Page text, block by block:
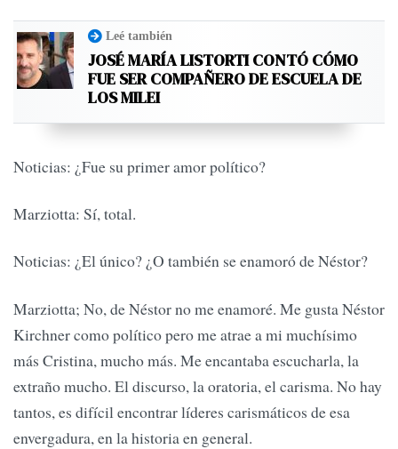
Leé también
JOSÉ MARÍA LISTORTI CONTÓ CÓMO
FUE SER COMPAÑERO DE ESCUELA DE
LOS MILEI
Noticias: ¿Fue su primer amor político?
Marziotta: Sí, total.
Noticias: ¿El único? ¿O también se enamoró de Néstor?
Marziotta; No, de Néstor no me enamoré. Me gusta Néstor
Kirchner como político pero me atrae a mi muchísimo
más Cristina, mucho más. Me encantaba escucharla, la
extraño mucho. El discurso, la oratoria, el carisma. No hay
tantos, es difícil encontrar líderes carismáticos de esa
envergadura, en la historia en general.